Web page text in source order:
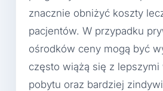
znacznie obniżyć koszty
pacjentów. W przypadku
ośrodków ceny mogą być
często wiążą się z lepszymi
pobytu oraz bardziej